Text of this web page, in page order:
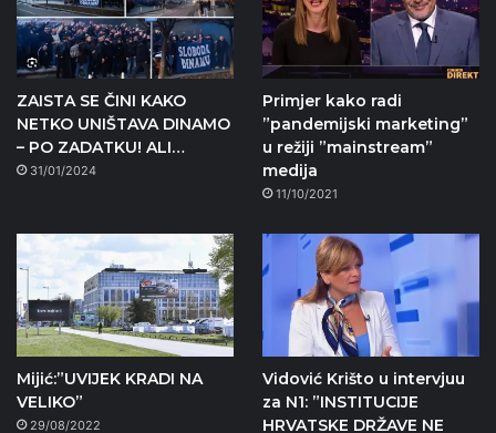
ZAISTA SE ČINI KAKO
NETKO UNIŠTAVA DINAMO
– PO ZADATKU! ALI…
31/01/2024
Primjer kako radi
”pandemijski marketing”
u režiji ”mainstream”
medija
11/10/2021
Mijić:”UVIJEK KRADI NA
VELIKO”
29/08/2022
Vidović Krišto u intervjuu
za N1: ”INSTITUCIJE
HRVATSKE DRŽAVE NE